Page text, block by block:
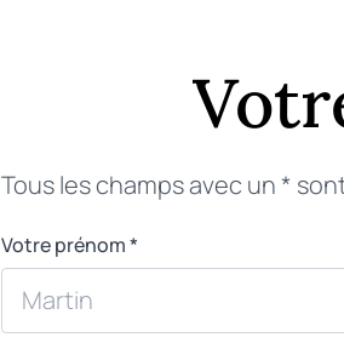
Tous les champs avec un *
Votre prénom *